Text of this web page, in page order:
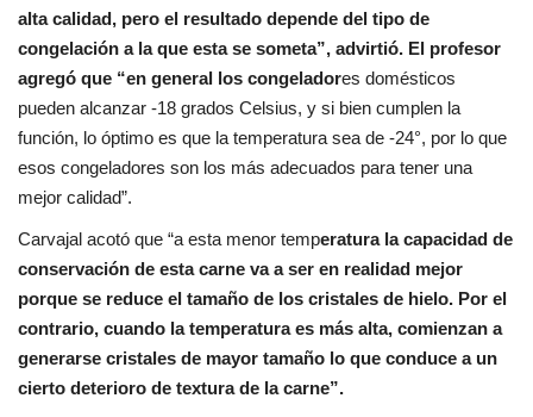
alta calidad, pero el resultado depende del tipo de
congelación a la que esta se someta”, advirtió. El profesor
agregó que “en general los congeladores domésticos
pueden alcanzar -18 grados Celsius, y si bien cumplen la
función, lo óptimo es que la temperatura sea de -24°, por lo que
esos congeladores son los más adecuados para tener una
mejor calidad”.
Carvajal acotó que “a esta menor temperatura la capacidad de
conservación de esta carne va a ser en realidad mejor
porque se reduce el tamaño de los cristales de hielo. Por el
contrario, cuando la temperatura es más alta, comienzan a
generarse cristales de mayor tamaño lo que conduce a un
cierto deterioro de textura de la carne”.